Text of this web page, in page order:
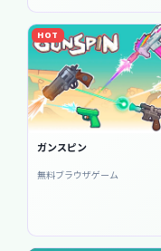
HOT
ガンスピン
無料ブラウザゲーム